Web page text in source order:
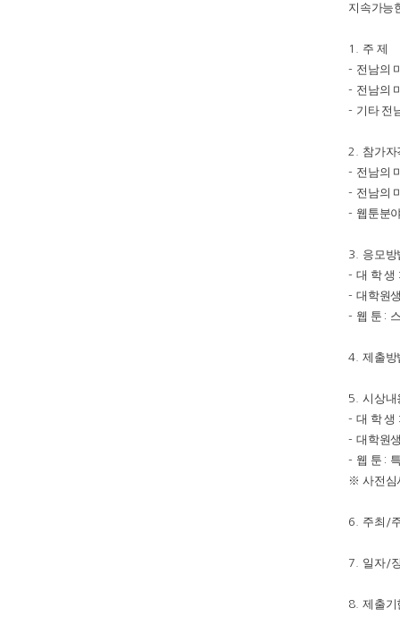
지속가능
1. 주 제
- 전남의
- 전남의
- 기타 전
2. 참가
- 전남의
- 전남의
- 웹툰분
3. 응모
- 대 학 생
- 대학원
- 웹 툰 :
4. 제출
5. 시상내
- 대 학 생
- 대학원
- 웹 툰 :
※ 사전
6. 주최 /
7. 일자/
8. 제출